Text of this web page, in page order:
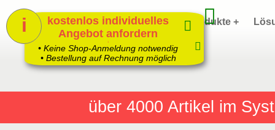
über 4000 Artikel im
Home Produkte +
kostenlos individuelles
Angebot anfordern
1
• Keine Shop-Anmeldung notwendig
• Bestellung auf Rechnung möglich
i